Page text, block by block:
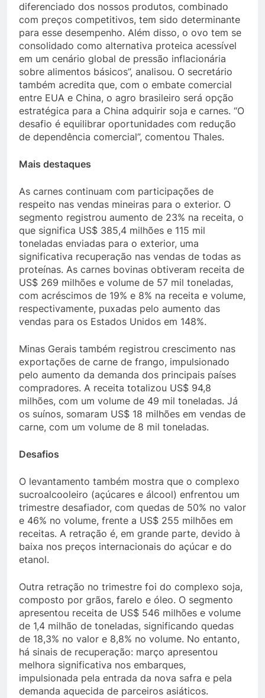
diferenciado dos nossos produtos, combinado
com preços competitivos, tem sido determinante
para esse desempenho. Além disso, o ovo tem se
consolidado como alternativa proteica acessível
em um cenário global de pressão inflacionária
sobre alimentos básicos”, analisou. O secretário
também acredita que, com o embate comercial
entre EUA e China, o agro brasileiro será opção
estratégica para a China adquirir soja e carnes. “O
desafio é equilibrar oportunidades com redução
de dependência comercial”, comentou Thales.
Mais destaques
As carnes continuam com participações de
respeito nas vendas mineiras para o exterior. O
segmento registrou aumento de 23% na receita, o
que significa US$ 385,4 milhões e 115 mil
toneladas enviadas para o exterior, uma
significativa recuperação nas vendas de todas as
proteínas. As carnes bovinas obtiveram receita de
US$ 269 milhões e volume de 57 mil toneladas,
com acréscimos de 19% e 8% na receita e volume,
respectivamente, puxadas pelo aumento das
vendas para os Estados Unidos em 148%.
Minas Gerais também registrou crescimento nas
exportações de carne de frango, impulsionado
pelo aumento da demanda dos principais países
compradores. A receita totalizou US$ 94,8
milhões, com um volume de 49 mil toneladas. Já
os suínos, somaram US$ 18 milhões em vendas de
carne, com um volume de 8 mil toneladas.
Desafios
O levantamento também mostra que o complexo
sucroalcooleiro (açúcares e álcool) enfrentou um
trimestre desafiador, com quedas de 50% no valor
e 46% no volume, frente a US$ 255 milhões em
receitas. A retração é, em grande parte, devido à
baixa nos preços internacionais do açúcar e do
etanol.
Outra retração no trimestre foi do complexo soja,
composto por grãos, farelo e óleo. O segmento
apresentou receita de US$ 546 milhões e volume
de 1,4 milhão de toneladas, significando quedas
de 18,3% no valor e 8,8% no volume. No entanto,
há sinais de recuperação: março apresentou
melhora significativa nos embarques,
impulsionada pela entrada da nova safra e pela
demanda aquecida de parceiros asiáticos.